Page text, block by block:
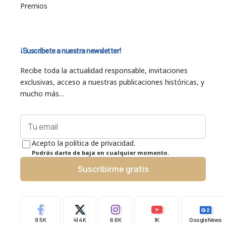
Premios
¡Suscríbete a nuestra newsletter!
Recibe toda la actualidad responsable, invitaciones
exclusivas, acceso a nuestras publicaciones históricas, y
mucho más…
Acepto la política de privacidad.
Podrás darte de baja en cualquier momento.
Suscribirme gratis
9.5K 41.4K 6.6K 1K Google News